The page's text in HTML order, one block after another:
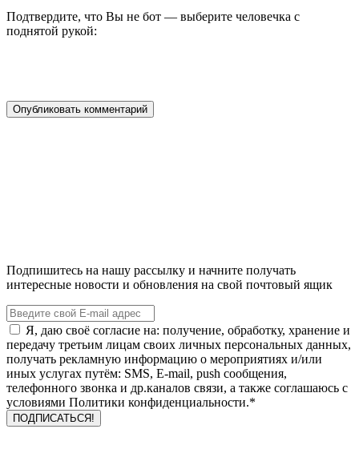
Подтвердите, что Вы не бот — выберите человечка с
поднятой рукой:
Подпишитесь на нашу рассылку и начните получать
интересные новости и обновления на свой почтовый ящик
Я, даю своё согласие на: получение, обработку, хранение и
передачу третьим лицам своих личных персональных данных,
получать рекламную информацию о мероприятиях и/или
иных услугах путём: SMS, E-mail, push сообщения,
телефонного звонка и др.каналов связи, а также соглашаюсь с
условиями Политики конфиденциальности.*